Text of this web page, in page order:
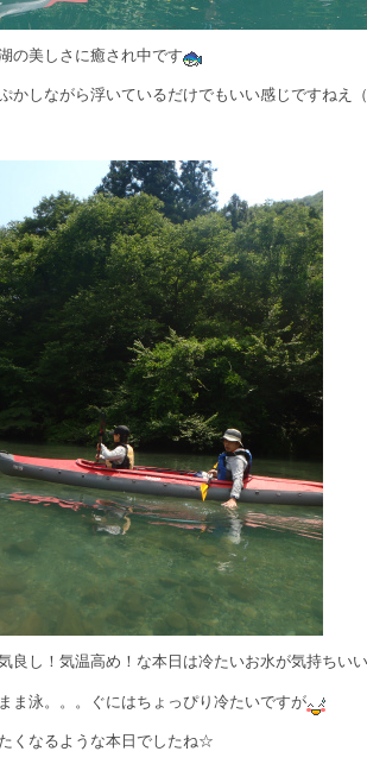
の美しさに癒され中です
かしながら浮いているだけでもいい感じですねえ（
良し！気温高め！な本日は冷たいお水が気持ちいい
ま泳。。。ぐにはちょっぴり冷たいですが
くなるような本日でしたね☆